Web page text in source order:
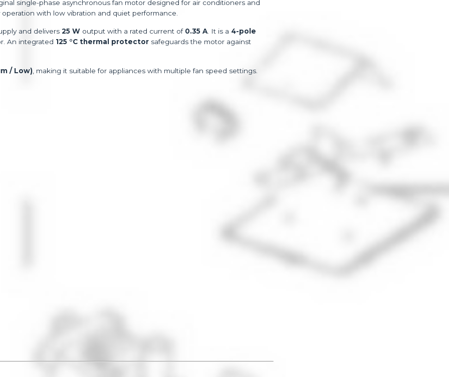
single-phase asynchronous fan motor designed for air conditioners and
with low vibration and quiet performance.
and delivers 25 W output with a rated current of 0.35 A . It is a 4-pole
An integrated 125 °C thermal protector safeguards the motor against
/ Low) , making it suitable for appliances with multiple fan speed settings.